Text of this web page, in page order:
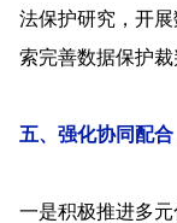
法保护研究，开
索完善数据保护裁
五、强化协同配
一是积极推进多